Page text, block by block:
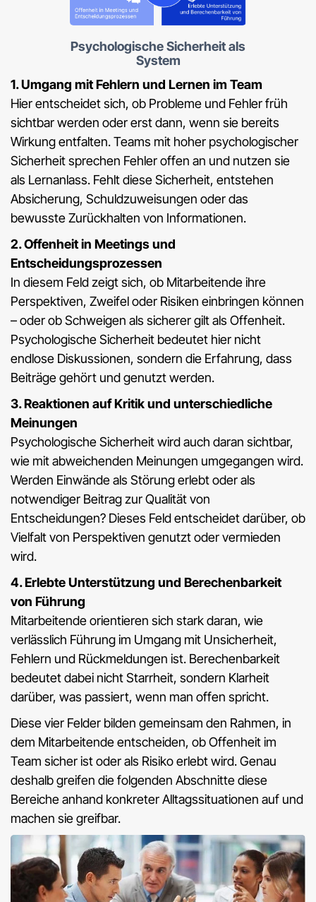
Psychologische Sicherheit als
System
1. Umgang mit Fehlern und Lernen im Team
Hier entscheidet sich, ob Probleme und Fehler früh
sichtbar werden oder erst dann, wenn sie bereits
Wirkung entfalten. Teams mit hoher psychologischer
Sicherheit sprechen Fehler offen an und nutzen sie
als Lernanlass. Fehlt diese Sicherheit, entstehen
Absicherung, Schuldzuweisungen oder das
bewusste Zurückhalten von Informationen.
2. Offenheit in Meetings und
Entscheidungsprozessen
In diesem Feld zeigt sich, ob Mitarbeitende ihre
Perspektiven, Zweifel oder Risiken einbringen können
– oder ob Schweigen als sicherer gilt als Offenheit.
Psychologische Sicherheit bedeutet hier nicht
endlose Diskussionen, sondern die Erfahrung, dass
Beiträge gehört und genutzt werden.
3. Reaktionen auf Kritik und unterschiedliche
Meinungen
Psychologische Sicherheit wird auch daran sichtbar,
wie mit abweichenden Meinungen umgegangen wird.
Werden Einwände als Störung erlebt oder als
notwendiger Beitrag zur Qualität von
Entscheidungen? Dieses Feld entscheidet darüber, ob
Vielfalt von Perspektiven genutzt oder vermieden
wird.
4. Erlebte Unterstützung und Berechenbarkeit
von Führung
Mitarbeitende orientieren sich stark daran, wie
verlässlich Führung im Umgang mit Unsicherheit,
Fehlern und Rückmeldungen ist. Berechenbarkeit
bedeutet dabei nicht Starrheit, sondern Klarheit
darüber, was passiert, wenn man offen spricht.
Diese vier Felder bilden gemeinsam den Rahmen, in
dem Mitarbeitende entscheiden, ob Offenheit im
Team sicher ist oder als Risiko erlebt wird. Genau
deshalb greifen die folgenden Abschnitte diese
Bereiche anhand konkreter Alltagssituationen auf und
machen sie greifbar.